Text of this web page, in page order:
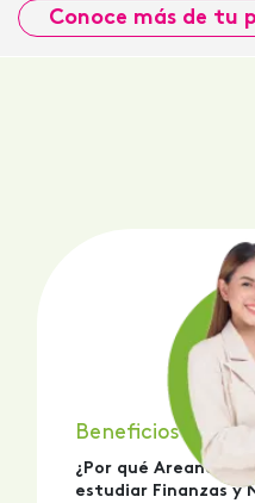
Conoce más de tu
Beneficios del
¿Por qué Areandina
estudiar Finanzas y